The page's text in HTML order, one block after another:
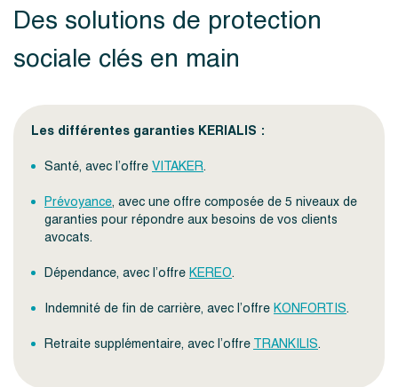
Des solutions de protection
sociale clés en main
Les différentes garanties KERIALIS :
Santé, avec l’offreVITAKER.
Prévoyance, avec une offre composée de 5 niveaux de
garanties pour répondre aux besoins de vos clients
avocats.
Dépendance, avec l’offreKEREO.
Indemnité de fin de carrière, avec l’offreKONFORTIS.
Retraite supplémentaire, avec l’offreTRANKILIS.